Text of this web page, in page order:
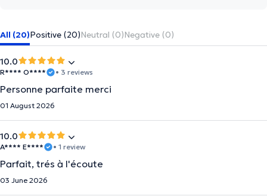
All (20)Positive (20)Neutral (0)Negative (0)
10.0
R**** O**** • 3 reviews
Personne parfaite merci
01 August 2026
10.0
A**** E**** • 1 review
Parfait, trés à l'écoute
03 June 2026